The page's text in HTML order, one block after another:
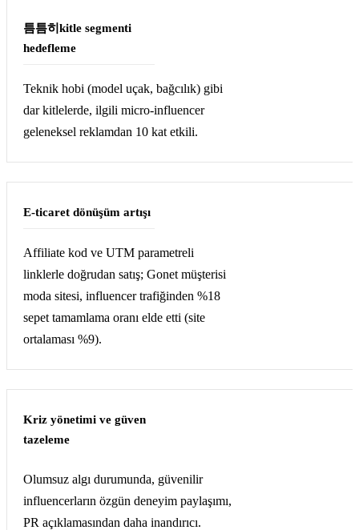
틈틈히kitle segmenti
hedefleme
Teknik hobi (model uçak, bağcılık) gibi
dar kitlelerde, ilgili micro-influencer
geleneksel reklamdan 10 kat etkili.
E-ticaret dönüşüm artışı
Affiliate kod ve UTM parametreli
linklerle doğrudan satış; Gonet müşterisi
moda sitesi, influencer trafiğinden %18
sepet tamamlama oranı elde etti (site
ortalaması %9).
Kriz yönetimi ve güven
tazeleme
Olumsuz algı durumunda, güvenilir
influencerların özgün deneyim paylaşımı,
PR açıklamasından daha inandırıcı.